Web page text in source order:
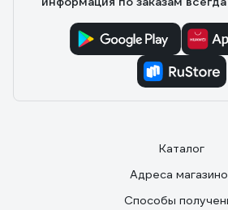
Каталог
Адреса
Способы